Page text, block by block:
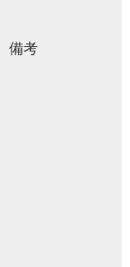
備考